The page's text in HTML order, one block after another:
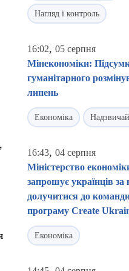
Нагляд і контроль
16:02, 05 серпня
Мінекономіки:
гуманітарного
липень
Економіка
16:43, 04 серпня
Міністерство
запрошує українців
долучитися до
програму Create
Економіка